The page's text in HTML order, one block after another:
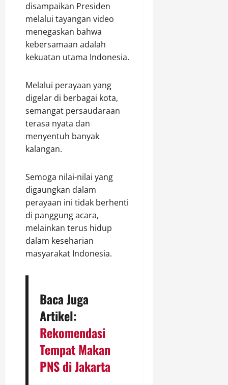
disampaikan Presiden
melalui tayangan video
menegaskan bahwa
kebersamaan adalah
kekuatan utama Indonesia.
Melalui perayaan yang
digelar di berbagai kota,
semangat persaudaraan
terasa nyata dan
menyentuh banyak
kalangan.
Semoga nilai-nilai yang
digaungkan dalam
perayaan ini tidak berhenti
di panggung acara,
melainkan terus hidup
dalam keseharian
masyarakat Indonesia.
Baca Juga
Artikel:
Rekomendasi
Tempat Makan
PNS di Jakarta